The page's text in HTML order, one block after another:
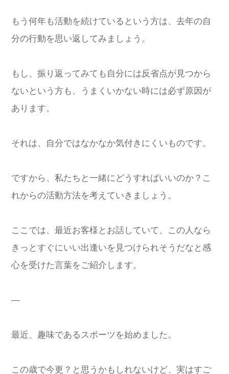
もう何年も活動を続けているという方は、去年の自
分の行動を思い返してみましょう。
もし、振り返ってみても自分には反省点が見つから
ないという方も、うまくいかない時には必ず原因が
あります。
それは、自分ではなかなか気付きにくいものです。
ですから、私たちと一緒にどうすればいいのか？こ
れからの活動方法を考えていきましょう。
ここでは、最近お客様とお話していて、この人なら
きっとすぐにいい出逢いを見つけられそうだなと感
心を受けた言葉をご紹介します。
—
最近、趣味であるスポーツを始めました。
この歳で今更？と思うかもしれないけど、実はすご